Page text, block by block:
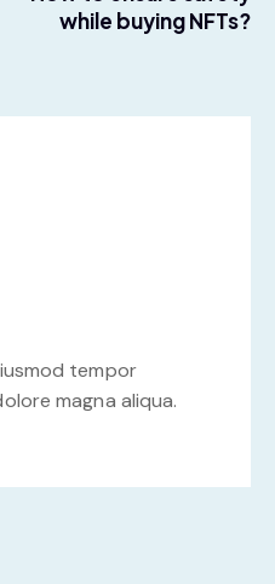
while buying NFTs?
tempor
magna aliqua.